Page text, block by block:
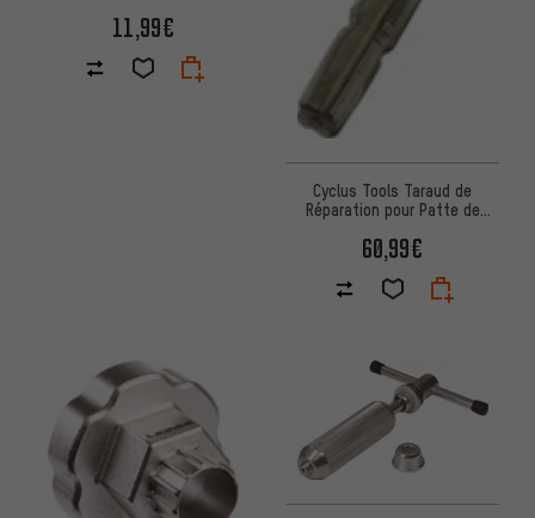
11,99€
Cyclus Tools Taraud de
Réparation pour Patte de
60,99€